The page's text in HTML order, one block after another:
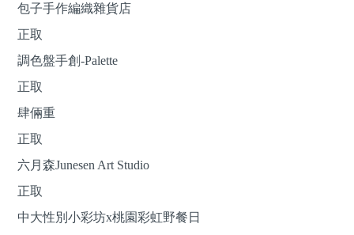
包子手作編織雜貨店
正取
調色盤手創-Palette
正取
肆倆重
正取
六月森Junesen Art Studio
正取
中大性別小彩坊x桃園彩虹野餐日